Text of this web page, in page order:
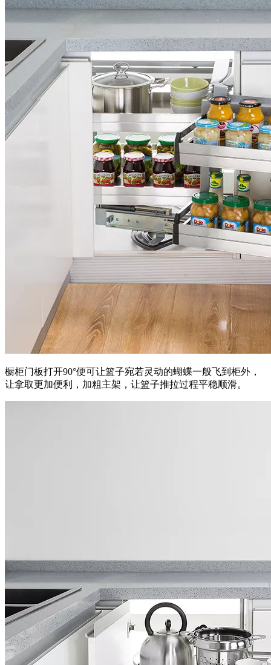
橱柜门板打开90°便可让篮子宛若灵动的蝴蝶一般飞到柜外，
让拿取更加便利，加粗主架，让篮子推拉过程平稳顺滑。